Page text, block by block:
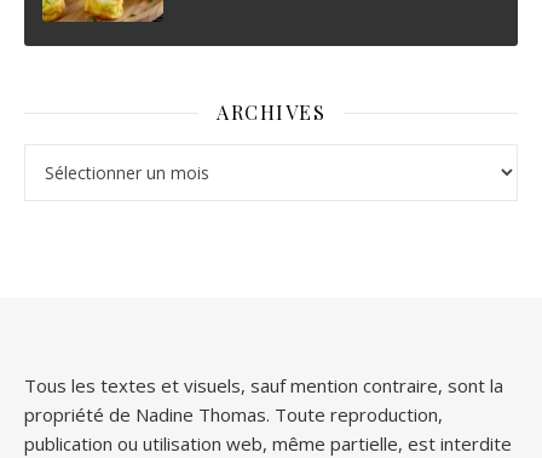
ARCHIVES
Tous les textes et visuels, sauf mention contraire, sont la
propriété de Nadine Thomas. Toute reproduction,
publication ou utilisation web, même partielle, est interdite